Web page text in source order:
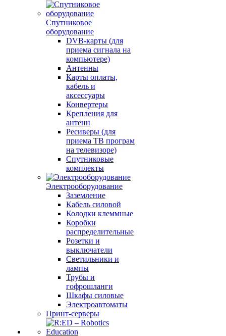
Спутниковое
оборудование
DVB-карты (для
приема сигнала на
компьютере)
Антенны
Карты оплаты,
кабель и
аксессуары
Конвертеры
Крепления для
антенн
Ресиверы (для
приема ТВ програм
на телевизоре)
Спутниковые
комплекты
Электрооборудование
Заземление
Кабель силовой
Колодки клеммные
Коробки
распределительные
Розетки и
выключатели
Светильники и
лампы
Трубы и
гофрошланги
Шкафы силовые
Электроавтоматы
Принт-серверы